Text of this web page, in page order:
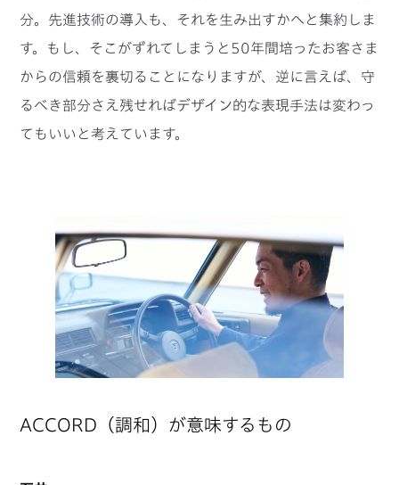
分。先進技術の導入も、それを生み出すかへと集約しま
す。もし、そこがずれてしまうと50年間培ったお客さま
からの信頼を裏切ることになりますが、逆に言えば、守
るべき部分さえ残せればデザイン的な表現手法は変わっ
てもいいと考えています。
ACCORD（調和）が意味するもの